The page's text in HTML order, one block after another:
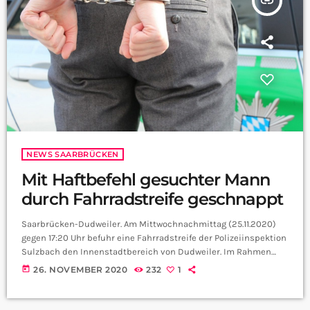
NEWS SAARBRÜCKEN
Mit Haftbefehl gesuchter Mann
durch Fahrradstreife geschnappt
Saarbrücken-Dudweiler. Am Mittwochnachmittag (25.11.2020)
gegen 17:20 Uhr befuhr eine Fahrradstreife der Polizeiinspektion
Sulzbach den Innenstadtbereich von Dudweiler. Im Rahmen
dieser Präsenzstreife fiel den Polizeibeamten ein
today 26. NOVEMBER 2020 232 1